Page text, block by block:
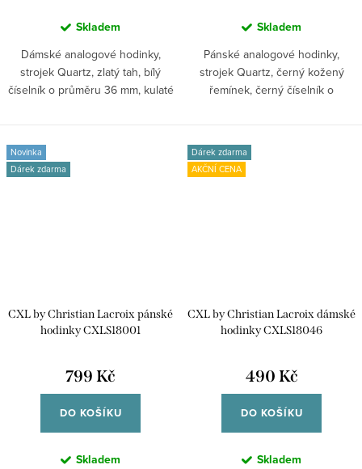
Skladem
Dámské analogové hodinky,
strojek Quartz, zlatý tah, bílý
číselník o průměru 36 mm, kulaté
Skladem
Pánské analogové hodinky,
strojek Quartz, černý kožený
řemínek, černý číselník o
Novinka
Dárek zdarma
CXL by Christian Lacroix pánské
hodinky CXLS18001
799 Kč
DO KOŠÍKU
Skladem
Dárek zdarma
AKČNÍ CENA
CXL by Christian Lacroix dámské
hodinky CXLS18046
490 Kč
DO KOŠÍKU
Skladem